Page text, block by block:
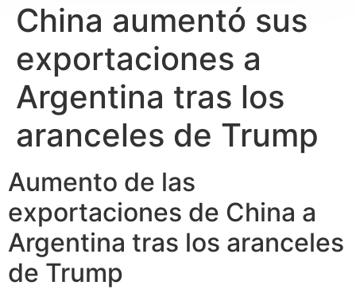
China aumentó sus
exportaciones a
Argentina tras los
aranceles de Trump
Aumento de las
exportaciones de China a
Argentina tras los aranceles
de Trump